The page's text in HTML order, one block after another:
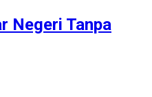
Negeri Tanpa